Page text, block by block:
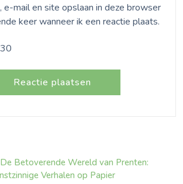
e-mail en site opslaan in deze browser
keer wanneer ik een reactie plaats.
30
De Betoverende Wereld van Prenten:
Verhalen op Papier